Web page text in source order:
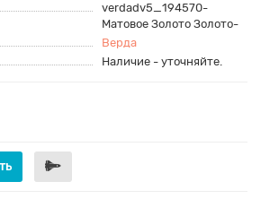
verdadv5_194570-
Матовое Золото Золото-
Верда
Наличие - уточняйте.